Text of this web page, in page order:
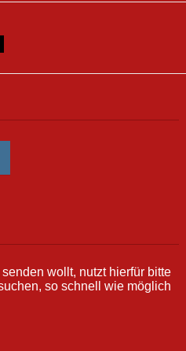
wollt, nutzt hierfür bitte
so schnell wie möglich